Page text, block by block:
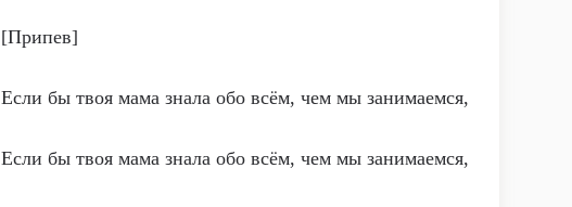
[Припев]
Если бы твоя мама знала обо всём, чем мы занимаемся,
Если бы твоя мама знала обо всём, чем мы занимаемся,